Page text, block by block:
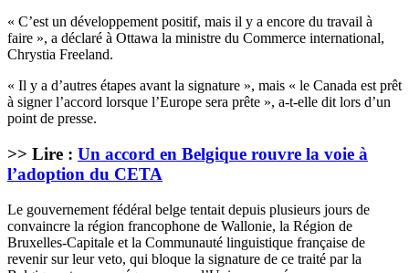
« C’est un développement positif, mais il y a encore du travail à
faire », a déclaré à Ottawa la ministre du Commerce international,
Chrystia Freeland.
« Il y a d’autres étapes avant la signature », mais « le Canada est prêt
à signer l’accord lorsque l’Europe sera prête », a-t-elle dit lors d’un
point de presse.
>> Lire : Un accord en Belgique rouvre la voie à
l’adoption du CETA
Le gouvernement fédéral belge tentait depuis plusieurs jours de
convaincre la région francophone de Wallonie, la Région de
Bruxelles-Capitale et la Communauté linguistique française de
revenir sur leur veto, qui bloque la signature de ce traité par la